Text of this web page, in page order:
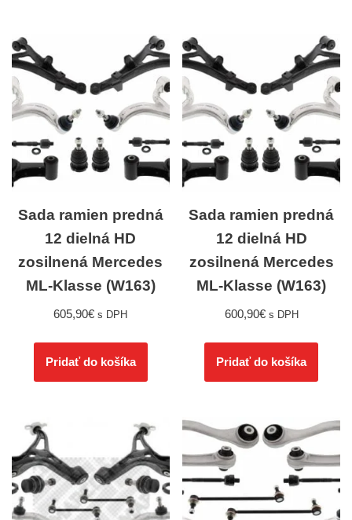
Sada ramien predná
12 dielná HD
zosilnená Mercedes
ML-Klasse (W163)
605,90€ s DPH
Pridať do košíka
Sada ramien predná
12 dielná HD
zosilnená Mercedes
ML-Klasse (W163)
600,90€ s DPH
Pridať do košíka